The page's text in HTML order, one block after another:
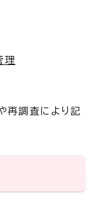
理
再調査により記